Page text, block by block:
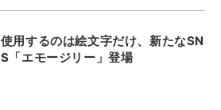
使用するのは絵文字だけ、新たなSN
S「エモージリー」登場